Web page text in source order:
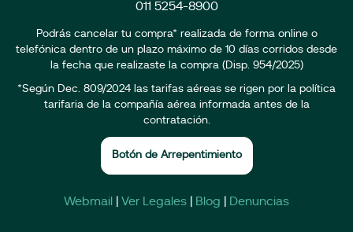
011 5254-8900
Podrás cancelar tu compra* realizada de forma online o
telefónica dentro de un plazo máximo de 10 días corridos desde
la fecha que realizaste la compra (Disp. 954/2025)
*Según Dec. 809/2024 las tarifas aéreas se rigen por la política
tarifaria de la compañía aérea informada antes de la
contratación.
Botón de Arrepentimiento
Webmail Ver Legales Blog Denuncias